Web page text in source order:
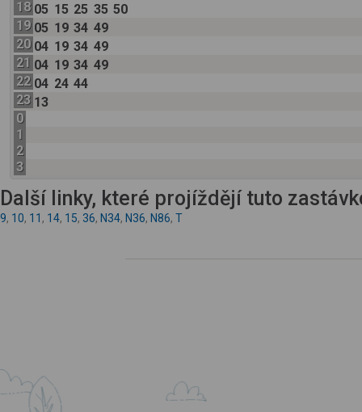
18 05 15 25 35 50
19 05 19 34 49
20 04 19 34 49
21 04 19 34 49
22 04 24 44
23 13
0
1
2
3
Další linky, které projíždějí tuto
9, 10, 11 , 14, 15, 36, N34, N36, N86, T